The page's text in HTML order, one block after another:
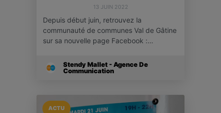
13 JUIN 2022
Depuis début juin, retrouvez la
communauté de communes Val de Gâtine
sur sa nouvelle page Facebook :…
Stendy Mallet - Agence De
Communication
ACTU